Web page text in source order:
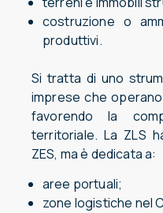
costruzione o
produttivi.
Si tratta di uno
imprese che
favorendo la
territoriale. La ZLS
ZES, ma è dedicata a:
aree portuali;
zone logistiche nel